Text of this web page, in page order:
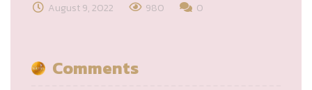
August 9, 2022 980 0
Comments